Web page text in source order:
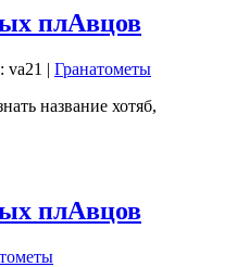
плАвцов
va21 | Гранатометы
название хотяб,
плАвцов